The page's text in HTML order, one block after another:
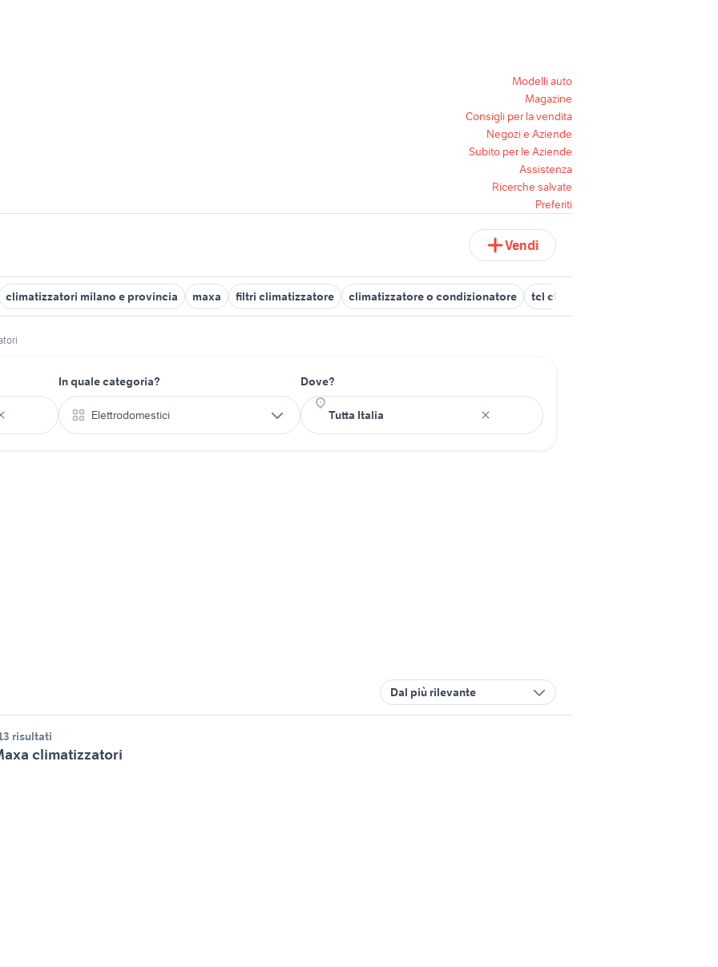
Modelli auto
Magazine
Consigli per la vendita
Negozi e Aziende
Subito per le Aziende
Assistenza
Ricerche salvate
Preferiti
Vendi
climatizzatori milano e provincia maxa filtri climatizzatore climatizzatore o condizionatore tcl climatizzatori
In quale categoria?
Elettrodomestici
Dove?
Dal più rilevante
risultati
climatizzatori